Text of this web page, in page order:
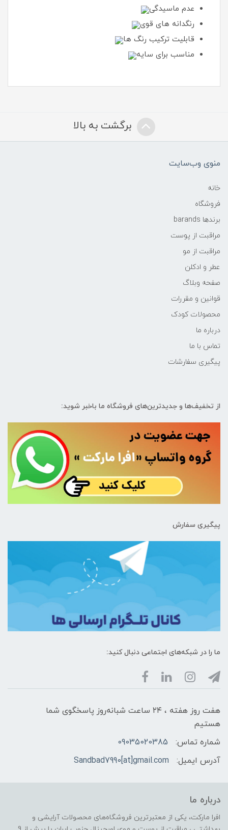
عدم ماسیدگی
رنگدانه های قوی
قابلیت ترکیب رنگ ها
مناسب برای سایه
برگشت به بالا
منوی وب‌سایت
خانه
فروشگاه
برندها barands
مراقبت از پوست
مراقبت از مو
عطر و ادکلن
صفحه وبلاگ
قوانین و مقررات
محصولات کودک
درباره ما
تماس با ما
پیگیری سفارشات
از تخفیف‌ها و جدیدترین‌های فروشگاه ما باخبر شوید:
پیگیری سفارش
ما را در شبکه‌های اجتماعی دنبال کنید:
هفت روز هفته ، ۲۴ ساعت شبانه‌روز پاسخگوی شما
هستیم
شماره تماس:
09035020385
آدرس ایمیل:
Sandbad7990[at]gmail.com
درباره ما
افرا مارکت، یکی از معتبرترین فروشگاه‌های محصولات آرایشی و